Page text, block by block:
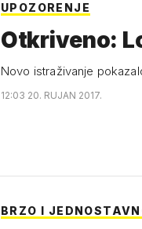
UPOZORENJE
Otkriveno:
Novo istraživanje
12:03 20. RUJAN 2017.
BRZO I